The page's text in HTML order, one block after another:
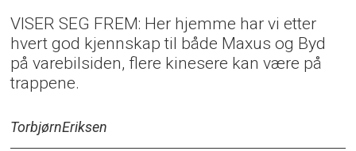
VISER SEG FREM: Her hjemme har vi etter
hvert god kjennskap til både Maxus og Byd
på varebilsiden, flere kinesere kan være på
trappene.
TorbjørnEriksen